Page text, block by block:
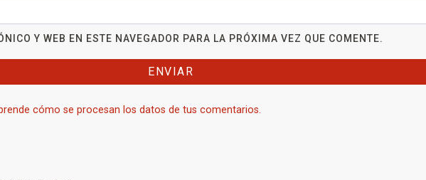
Y WEB EN ESTE NAVEGADOR PARA LA PRÓXIMA VEZ QUE COMENTE.
cómo se procesan los datos de tus comentarios.